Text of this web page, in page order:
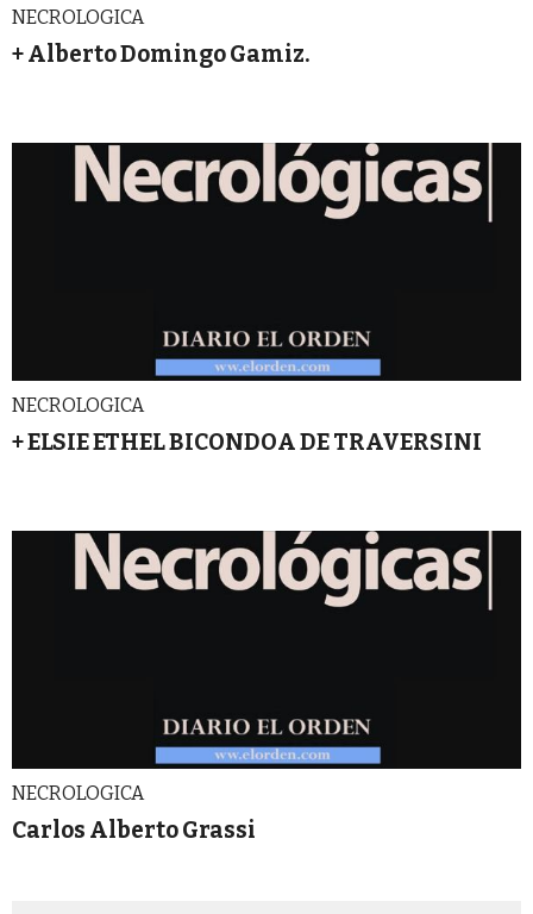
NECROLOGICA
+ Alberto Domingo Gamiz.
NECROLOGICA
+ ELSIE ETHEL BICONDOA DE TRAVERSINI
NECROLOGICA
Carlos Alberto Grassi